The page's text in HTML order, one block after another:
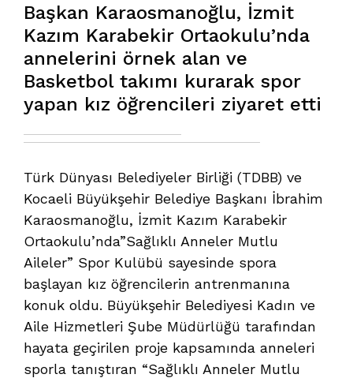
Başkan Karaosmanoğlu, İzmit
Kazım Karabekir Ortaokulu’nda
annelerini örnek alan ve
Basketbol takımı kurarak spor
yapan kız öğrencileri ziyaret etti
Türk Dünyası Belediyeler Birliği (TDBB) ve
Kocaeli Büyükşehir Belediye Başkanı İbrahim
Karaosmanoğlu, İzmit Kazım Karabekir
Ortaokulu’nda”Sağlıklı Anneler Mutlu
Aileler” Spor Kulübü sayesinde spora
başlayan kız öğrencilerin antrenmanına
konuk oldu. Büyükşehir Belediyesi Kadın ve
Aile Hizmetleri Şube Müdürlüğü tarafından
hayata geçirilen proje kapsamında anneleri
sporla tanıştıran “Sağlıklı Anneler Mutlu